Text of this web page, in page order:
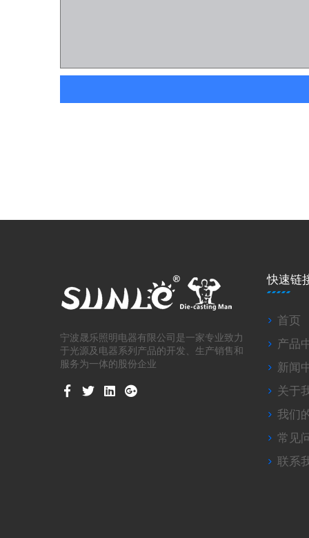
宁波晟乐照明电器有限公司是一家专业致力
于光源及电器系列产品的开发、生产销售和
服务为一体的股份企业
快速链
首页
产品
新闻
关于
我们
常见
联系